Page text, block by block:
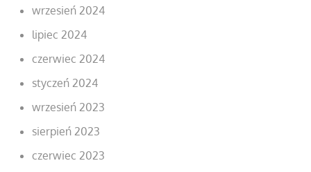
wrzesień 2024
lipiec 2024
czerwiec 2024
styczeń 2024
wrzesień 2023
sierpień 2023
czerwiec 2023